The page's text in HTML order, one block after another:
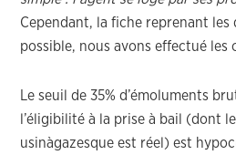
Cependant, la fiche reprenant les
possible, nous avons effectué les
Le seuil de 35% d’émoluments
l’éligibilité à la prise à bail (dont
usinàgazesque est réel) est